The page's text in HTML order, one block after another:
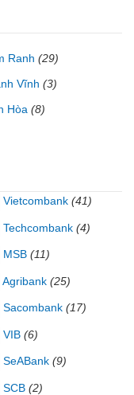
Ranh (29)
Vĩnh (3)
Hòa (8)
Vietcombank (41)
Techcombank (4)
MSB (11)
Agribank (25)
Sacombank (17)
VIB (6)
SeABank (9)
SCB (2)